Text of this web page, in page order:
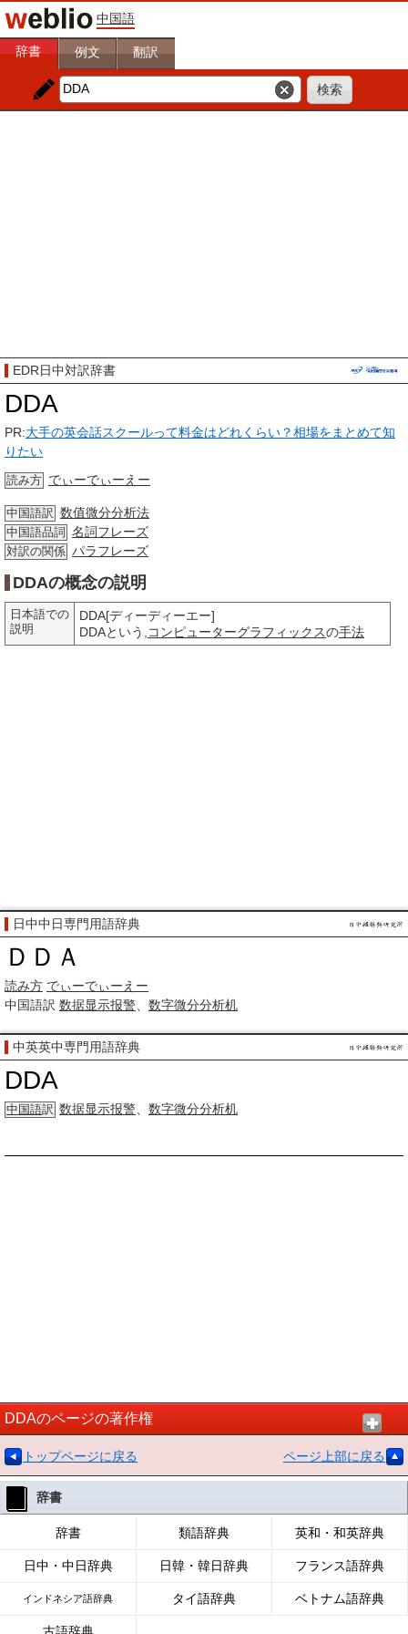
中国語
辞書 例文 翻訳
EDR日中対訳辞書
DDA
PR:大手の英会話スクールって料金はどれくらい？相場をまとめて知
りたい
読み方 でぃーでぃーえー
中国語訳 数值微分分析法
中国語品詞 名詞フレーズ
対訳の関係 パラフレーズ
DDAの概念の説明
日本語での
説明
DDA[ディーディーエー]
DDAという, コンピューターグラフィックスの手法
日中中日専門用語辞典
ＤＤＡ
読み方 でぃーでぃーえー
中国語訳 数据显示报警 数字微分分析机
中英英中専門用語辞典
DDA
中国語訳 数据显示报警 数字微分分析机
DDAのページの著作権
トップページに戻る ページ上部に戻る
辞書
辞書 類語辞典 英和・和英辞典
日中・中日辞典 日韓・韓日辞典 フランス語辞典
インドネシア語辞典 タイ語辞典 ベトナム語辞典